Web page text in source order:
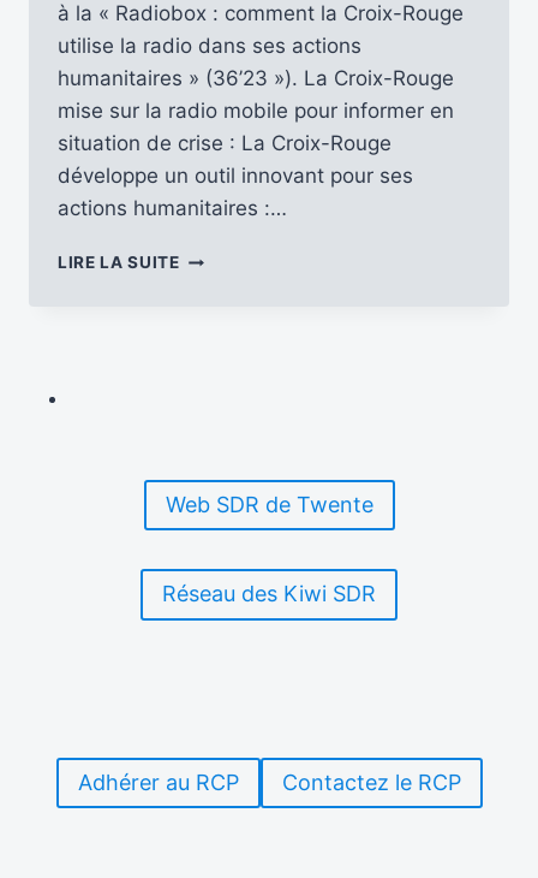
à la « Radiobox : comment la Croix-Rouge
utilise la radio dans ses actions
humanitaires » (36’23 »). La Croix-Rouge
mise sur la radio mobile pour informer en
situation de crise : La Croix-Rouge
développe un outil innovant pour ses
actions humanitaires :…
LIRE LA SUITELA
DES
MISSIONS
HUMANITAIRES
LA
Web SDR de Twente
Réseau des Kiwi SDR
Adhérer au RCP Contactez le RCP